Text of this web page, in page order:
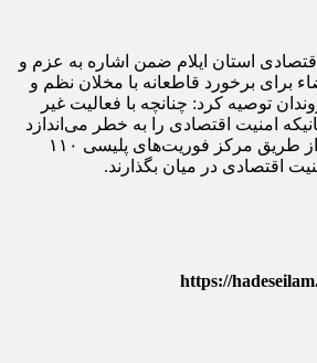
استان ایلام ضمن اشاره به عزم و
برای برخورد قاطعانه با مخلان نظم و
توصیه کرد: چنانچه با فعالیت غیر
امنیت اقتصادی را به خطر می‌اندازد
مواجهه شدند، بلافاصله از طریق مرکز فوریت‌های پلیسی ۱۱۰
اقتصادی در میان بگذارند.
https://